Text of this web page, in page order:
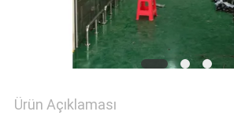
Ürün Açıklaması